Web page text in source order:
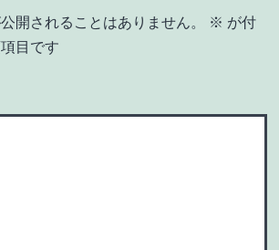
開されることはありません。 ※ が付
目です